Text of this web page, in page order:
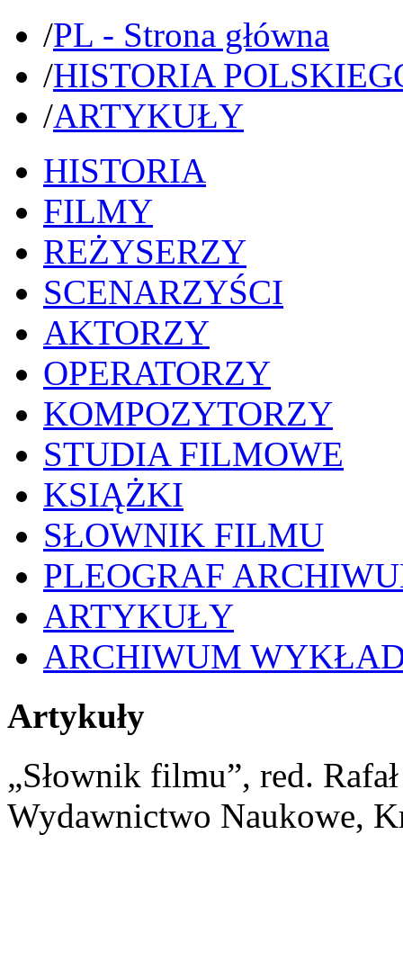
/PL - Strona główna
/HISTORIA
/ARTYKUŁY
HISTORIA
FILMY
REŻYSERZY
SCENARZYŚCI
AKTORZY
OPERATORZY
KOMPOZYTORZY
STUDIA FILMOWE
KSIĄŻKI
SŁOWNIK FILMU
PLEOGRAF
ARTYKUŁY
ARCHIWUM
Artykuły
„Słownik filmu”, red.
Wydawnictwo Naukowe,